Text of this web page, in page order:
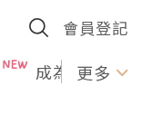
會員登記
成為U更多